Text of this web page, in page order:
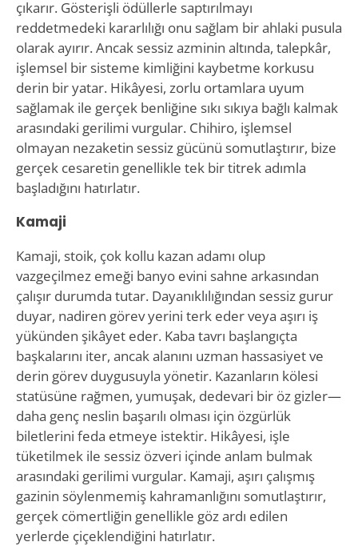
çıkarır. Gösterişli ödüllerle saptırılmayı
reddetmedeki kararlılığı onu sağlam bir ahlaki pusula
olarak ayırır. Ancak sessiz azminin altında, talepkâr,
işlemsel bir sisteme kimliğini kaybetme korkusu
derin bir yatar. Hikâyesi, zorlu ortamlara uyum
sağlamak ile gerçek benliğine sıkı sıkıya bağlı kalmak
arasındaki gerilimi vurgular. Chihiro, işlemsel
olmayan nezaketin sessiz gücünü somutlaştırır, bize
gerçek cesaretin genellikle tek bir titrek adımla
başladığını hatırlatır.
Kamaji
Kamaji, stoik, çok kollu kazan adamı olup
vazgeçilmez emeği banyo evini sahne arkasından
çalışır durumda tutar. Dayanıklılığından sessiz gurur
duyar, nadiren görev yerini terk eder veya aşırı iş
yükünden şikâyet eder. Kaba tavrı başlangıçta
başkalarını iter, ancak alanını uzman hassasiyet ve
derin görev duygusuyla yönetir. Kazanların kölesi
statüsüne rağmen, yumuşak, dedevari bir öz gizler—
daha genç neslin başarılı olması için özgürlük
biletlerini feda etmeye istektir. Hikâyesi, işle
tüketilmek ile sessiz özveri içinde anlam bulmak
arasındaki gerilimi vurgular. Kamaji, aşırı çalışmış
gazinin söylenmemiş kahramanlığını somutlaştırır,
gerçek cömertliğin genellikle göz ardı edilen
yerlerde çiçeklendiğini hatırlatır.